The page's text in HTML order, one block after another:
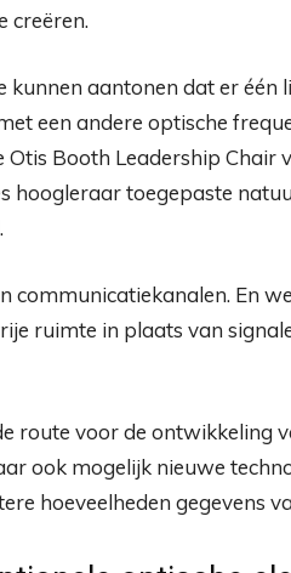
creëren.
kunnen aantonen dat er
een andere optische
Booth Leadership Chair
hoogleraar toegepaste
communicatiekanalen. En
ruimte in plaats van
route voor de ontwikkeling
ook mogelijk nieuwe
hoeveelheden gegevens